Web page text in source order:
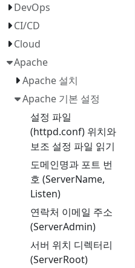
DevOps
CI/CD
Cloud
Apache
Apache 설치
Apache 기본 설정
설정 파일
(httpd.conf) 위치와
보조 설정 파일 읽기
도메인명과 포트 번
호 (ServerName,
Listen)
연락처 이메일 주소
(ServerAdmin)
서버 위치 디렉터리
(ServerRoot)